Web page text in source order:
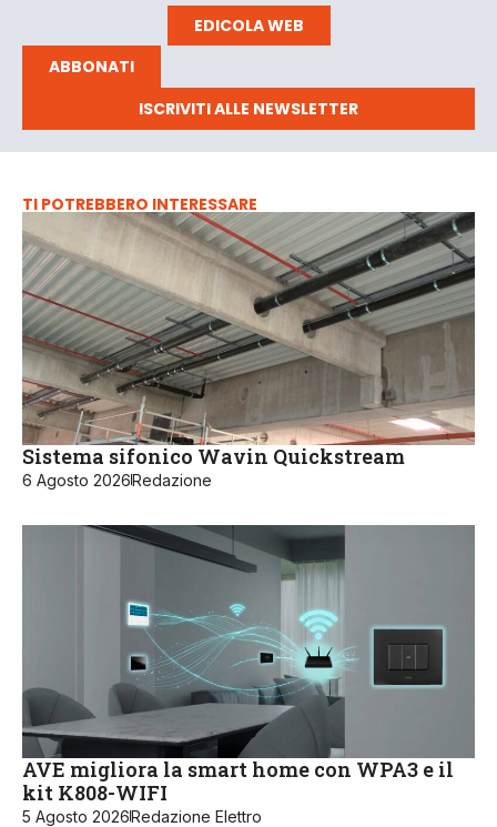
EDICOLA WEB
ABBONATI
ISCRIVITI ALLE NEWSLETTER
TI POTREBBERO INTERESSARE
Sistema sifonico Wavin Quickstream
6 Agosto 2026Redazione
AVE migliora la smart home con WPA3 e il
kit K808-WIFI
5 Agosto 2026Redazione Elettro